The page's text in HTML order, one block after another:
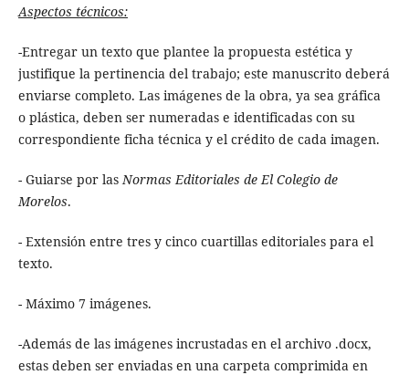
Aspectos técnicos:
-Entregar un texto que plantee la propuesta estética y
justifique la pertinencia del trabajo; este manuscrito deberá
enviarse completo. Las imágenes de la obra, ya sea gráfica
o plástica, deben ser numeradas e identificadas con su
correspondiente ficha técnica y el crédito de cada imagen.
- Guiarse por las Normas Editoriales de El Colegio de
Morelos.
- Extensión entre tres y cinco cuartillas editoriales para el
texto.
- Máximo 7 imágenes.
-Además de las imágenes incrustadas en el archivo .docx,
estas deben ser enviadas en una carpeta comprimida en